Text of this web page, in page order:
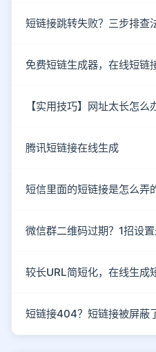
短链接跳转失败？三步排查
免费短链生成器，在线短链
【实用技巧】网址太长怎
腾讯短链接在线生成
短信里面的短链接是怎么弄
微信群二维码过期？1招设置
较长URL简短化，在线生成
短链接404？短链接被屏蔽